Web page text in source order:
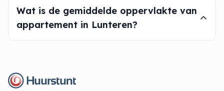
Wat is de gemiddelde oppervlakte van
appartement in Lunteren?